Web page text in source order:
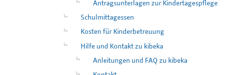
Antragsunterlagen zur Kindertagespflege
Schulmittagessen
Kosten für Kinderbetreuung
Hilfe und Kontakt zu kibeka
Anleitungen und FAQ zu kibeka